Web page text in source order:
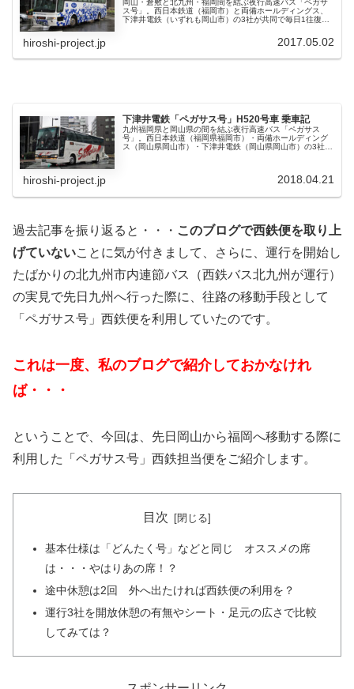
岡山・倉敷と北九州・福岡間を結ぶ夜行高速バス「ペガサ
ス号」。西日本鉄道（福岡市）と両備ホールディングス、
下津井電鉄（いずれも岡山市）の3社が共同で毎日1往復運
hiroshi-project.jp 2017.05.02
下津井電鉄「ペガサス号」H520号車 乗車記
九州福岡県と岡山県の間を結ぶ夜行高速バス「ペガサス
号」。西日本鉄道（福岡県福岡市）・両備ホールディング
ス（岡山県岡山市）・下津井電鉄（岡山県岡山市）の3社が
hiroshi-project.jp 2018.04.21
過去記事を振り返ると・・・ このブログで西鉄便を取り上
げていないことに気が付きまして、さらに、運行を開始し
たばかりの北九州市内連節バス（西鉄バス北九州が運行）
の実見で先日九州へ行った際に、往路の移動手段として
「ペガサス号」西鉄便を利用していたのです。
これは一度、私のブログで紹介しておかなけれ
ば・・・
ということで、今回は、先日岡山から福岡へ移動する際に
利用した「ペガサス号」西鉄担当便をご紹介します。
目次
基本仕様は「どんたく号」などと同じ オススメの席
は・・・やはりあの席！？
途中休憩は2回 外へ出たければ西鉄便の利用を？
運行3社を開放休憩の有無やシート・足元の広さで比較
してみては？